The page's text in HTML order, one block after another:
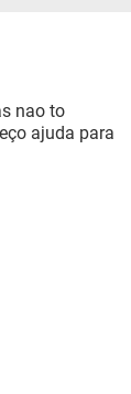
nao to
ajuda para